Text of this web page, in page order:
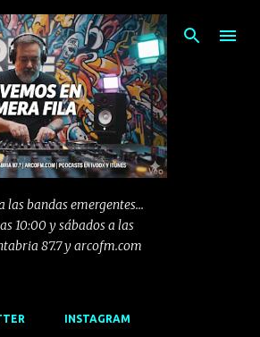
Ir al contenido principal
las bandas emergentes...
10:00 y sábados a las
87.7 y arcofm.com
INSTAGRAM